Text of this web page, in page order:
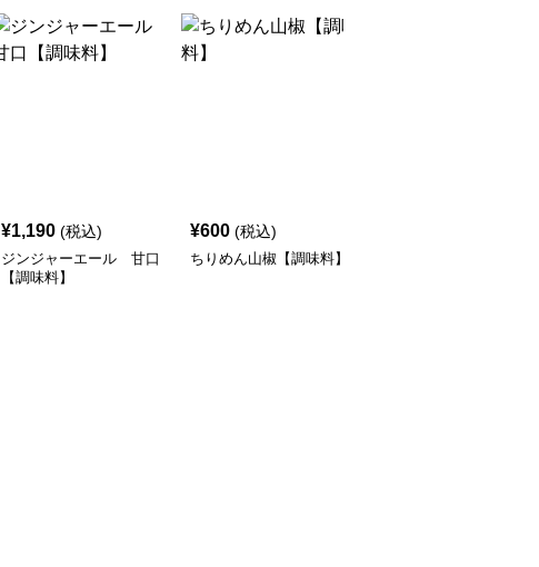
¥1,190 (税込)
ジンジャーエール 甘口
【調味料】
¥600 (税込)
ちりめん山椒【調味料】